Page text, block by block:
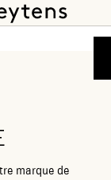
marque de